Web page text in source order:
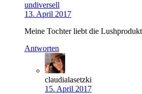
undiversell
13. April 2017
Meine Tochter liebt die
Antworten
claudialasetzki
15. April 2017